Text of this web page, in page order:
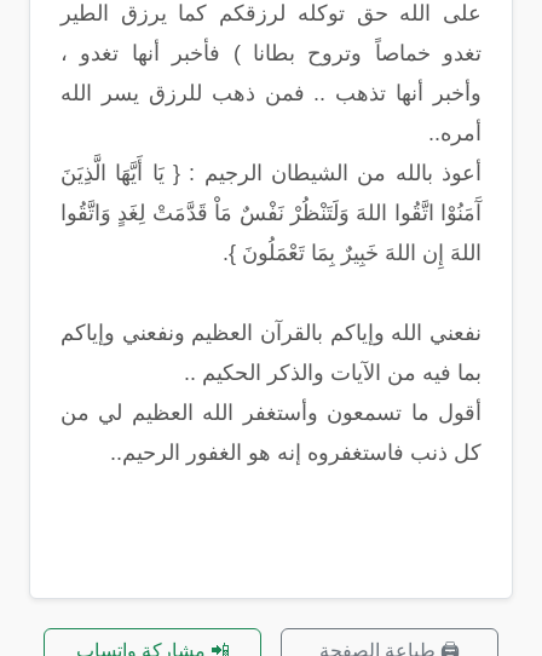
على الله حق توكله لرزقكم كما يرزق الطير
تغدو خماصاً وتروح بطانا ) فأخبر أنها تغدو ،
وأخبر أنها تذهب .. فمن ذهب للرزق يسر الله
أمره..
أعوذ بالله من الشيطان الرجيم : { يَا أَيَّهَا الَّذِيَنَ
آَمَنُوْا اتَّقُوا اللهَ وَلَتَنْظُرْ نَفْسٌ مَاْ قَدَّمَتْ لِغَدٍ وَاتَّقُوا
اللهَ إِن اللهَ خَبِيرٌ بِمَا تَعْمَلُونَ }.
نفعني الله وإياكم بالقرآن العظيم ونفعني وإياكم
بما فيه من الآيات والذكر الحكيم ..
أقول ما تسمعون وأستغفر الله العظيم لي من
كل ذنب فاستغفروه إنه هو الغفور الرحيم..
🖨️ طباعة الصفحة 📲 مشاركة واتساب